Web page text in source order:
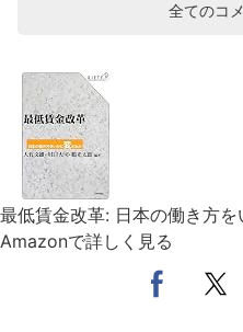
全てのコ
最低賃金改革: 日本の働き方
Amazonで詳しく見る